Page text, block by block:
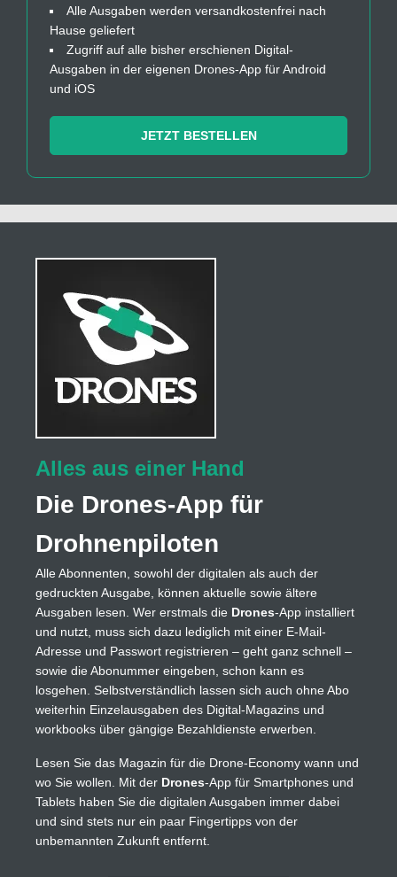
Alle Ausgaben werden versandkostenfrei nach
Hause geliefert
Zugriff auf alle bisher erschienen Digital-
Ausgaben in der eigenen Drones-App für Android
und iOS
JETZT BESTELLEN
Alles aus einer Hand
Die Drones-App für
Drohnenpiloten
Alle Abonnenten, sowohl der digitalen als auch der
gedruckten Ausgabe, können aktuelle sowie ältere
Ausgaben lesen. Wer erstmals die Drones-App installiert
und nutzt, muss sich dazu lediglich mit einer E-Mail-
Adresse und Passwort registrieren – geht ganz schnell –
sowie die Abonummer eingeben, schon kann es
losgehen. Selbstverständlich lassen sich auch ohne Abo
weiterhin Einzelausgaben des Digital-Magazins und
workbooks über gängige Bezahldienste erwerben.
Lesen Sie das Magazin für die Drone-Economy wann und
wo Sie wollen. Mit der Drones-App für Smartphones und
Tablets haben Sie die digitalen Ausgaben immer dabei
und sind stets nur ein paar Fingertipps von der
unbemannten Zukunft entfernt.